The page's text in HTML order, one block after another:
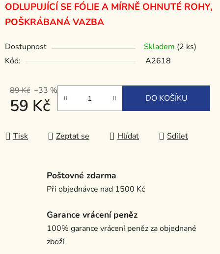
ODLUPUJÍCÍ SE FÓLIE A MÍRNĚ OHNUTÉ ROHY,
POŠKRÁBANÁ VAZBA
Dostupnost Skladem (2 ks)
Kód:
A2618
89 Kč –33 %
59 Kč DO KOŠÍKU
Tisk Zeptat se Hlídat Sdílet
Poštovné zdarma
Při objednávce nad 1500 Kč
Garance vrácení peněz
100% garance vrácení peněz za objednané
zboží